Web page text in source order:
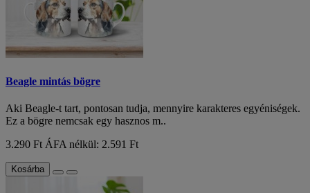
Beagle mintás bögre
Aki Beagle-t tart, pontosan tudja, mennyire karakteres egyéniségek.
Ez a bögre nemcsak egy hasznos m..
3.290 FtÁFA nélkül: 2.591 Ft
Kosárba